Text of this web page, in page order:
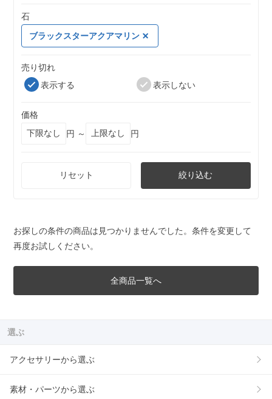
石
ブラックスターアクアマリン
売り切れ
表示する
表示しない
価格
円 ～
円
リセット 絞り込む
お探しの条件の商品は見つかりませんでした。条件を変更して
再度お試しください。
全商品一覧へ
選ぶ
アクセサリーから選ぶ
素材・パーツから選ぶ